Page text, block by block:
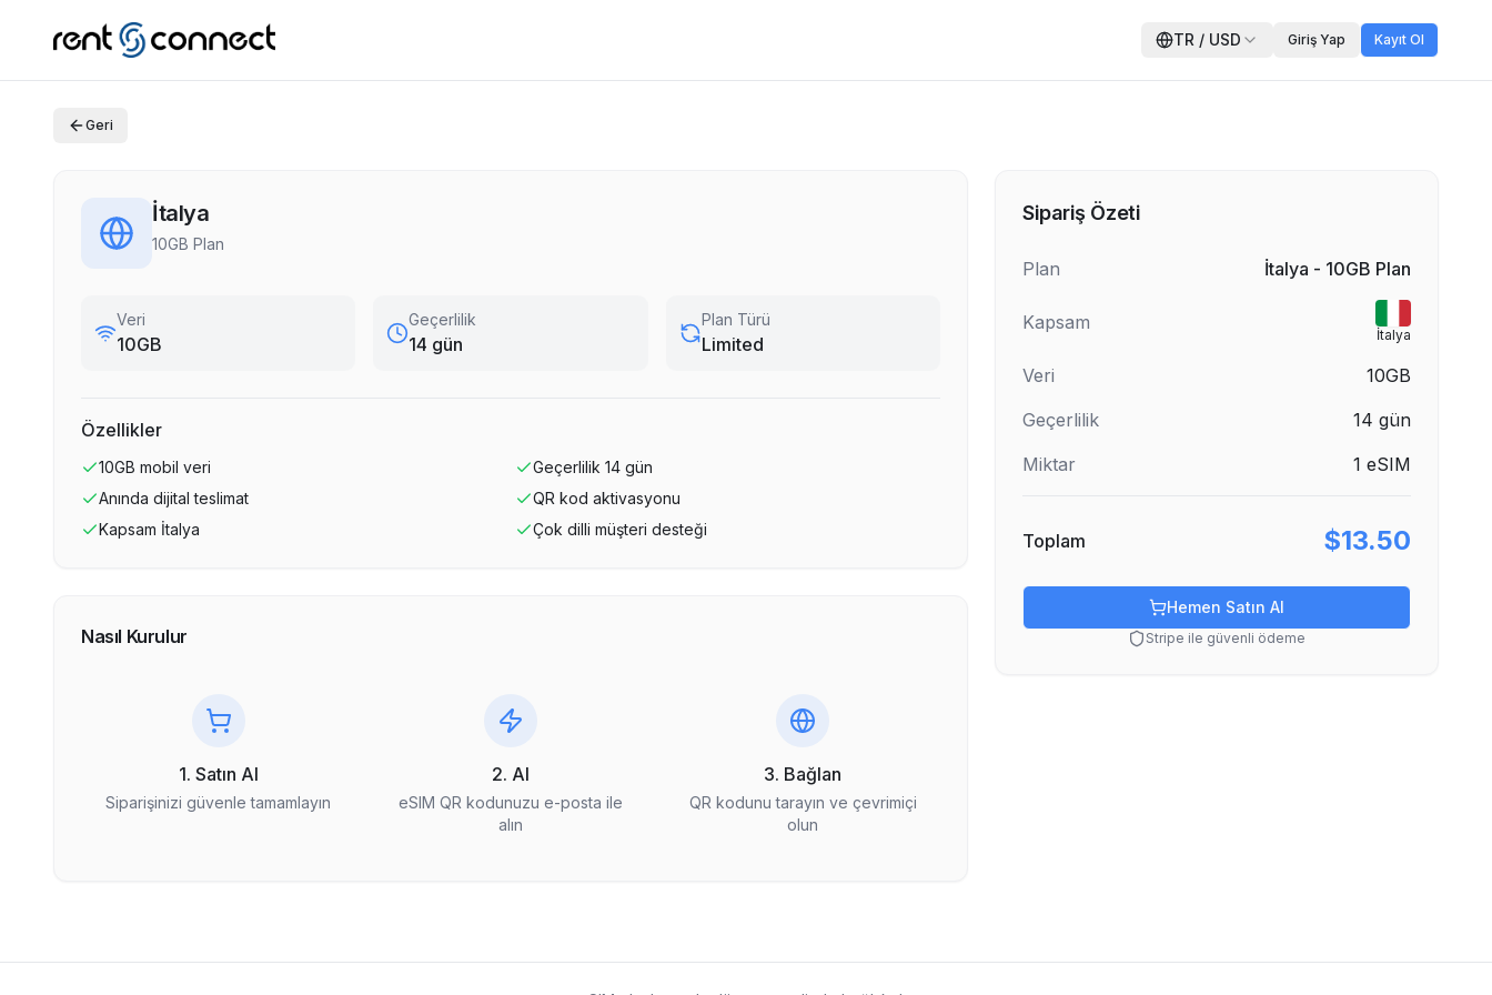
TR / USD Giriş Yap Kayıt Ol
Geri
İtalya
10GB Plan
Veri
10GB
Geçerlilik
14 gün
Plan Türü
Limited
Özellikler
10GB mobil veri Geçerlilik 14 gün
Anında dijital teslimat
QR kod aktivasyonu
Kapsam İtalya Çok dilli müşteri desteği
Nasıl Kurulur
1. Satın Al
Siparişinizi güvenle tamamlayın
2. Al
eSIM QR kodunuzu e-posta ile
alın
3. Bağlan
QR kodunu tarayın ve çevrimiçi
olun
Sipariş Özeti
Plan İtalya - 10GB Plan
Kapsam
İtalya
Veri
10GB
Geçerlilik
14 gün
Miktar
1 eSIM
Toplam $13.50
Hemen Satın Al
Stripe ile güvenli ödeme